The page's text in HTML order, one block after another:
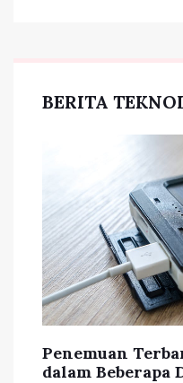
BERITA
Penemuan
dalam Beberapa